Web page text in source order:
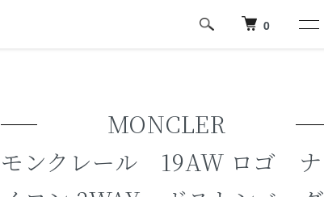
0
MONCLER
モンクレール 19AW ロゴ ナ